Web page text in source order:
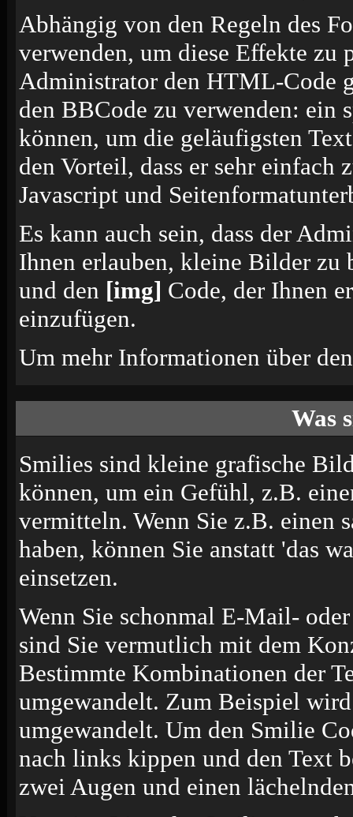
Abhängig von den Regeln des
verwenden, um diese Effekte zu
Administrator den HTML-Code
den BBCode zu verwenden: ein
können, um die geläufigsten
den Vorteil, dass er sehr
Javascript und
Es kann auch sein, dass der
Ihnen erlauben, kleine Bilder zu
und den [img] Code, der Ihnen
einzufügen.
Um mehr Informationen über
Was
Smilies sind kleine grafische
können, um ein Gefühl, z.B.
vermitteln. Wenn Sie z.B. einen
haben, können Sie anstatt 'das
einsetzen.
Wenn Sie schonmal E-Mail-
sind Sie vermutlich mit dem
Bestimmte Kombinationen der
umgewandelt. Zum Beispiel
umgewandelt. Um den Smilie
nach links kippen und den Text
zwei Augen und einen